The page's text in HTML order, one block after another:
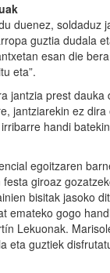
duenez, soldaduz
guztia dudala
esan die
eta”.
jantzia prest
jantziarekin ez
handi
egoitzaren
giroaz
bisitak jasoko
emateko gogo
Lekuonak.
eta guztiek